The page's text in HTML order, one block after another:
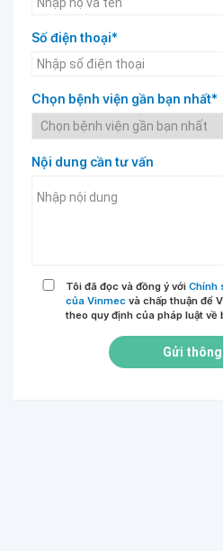
Số điện thoại*
Chọn bệnh viện gần bạn nhất*
Nội dung cần tư vấn
Tôi đã đọc và đồng ý với Chính
của Vinmec và chấp thuận để
theo quy định của pháp luật về
Gửi